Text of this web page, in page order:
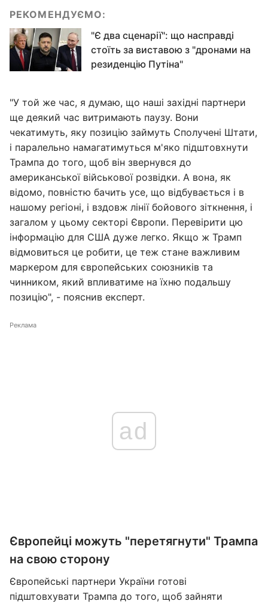
РЕКОМЕНДУЄМО:
"Є два сценарії": що насправді
стоїть за виставою з "дронами на
резиденцію Путіна"
"У той же час, я думаю, що наші західні партнери
ще деякий час витримають паузу. Вони
чекатимуть, яку позицію займуть Сполучені Штати,
і паралельно намагатимуться м'яко підштовхнути
Трампа до того, щоб він звернувся до
американської військової розвідки. А вона, як
відомо, повністю бачить усе, що відбувається і в
нашому регіоні, і вздовж лінії бойового зіткнення, і
загалом у цьому секторі Європи. Перевірити цю
інформацію для США дуже легко. Якщо ж Трамп
відмовиться це робити, це теж стане важливим
маркером для європейських союзників та
чинником, який впливатиме на їхню подальшу
позицію", - пояснив експерт.
Реклама
ad
Європейці можуть "перетягнути" Трампа
на свою сторону
Європейські партнери України готові
підштовхувати Трампа до того, щоб зайняти